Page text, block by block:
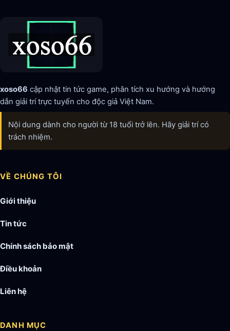
xoso66 cập nhật tin tức game, phân tích xu hướng và hướng
dẫn giải trí trực tuyến cho độc giả Việt Nam.
Nội dung dành cho người từ 18 tuổi trở lên. Hãy giải trí có
trách nhiệm.
VỀ CHÚNG TÔI
Giới thiệu
Tin tức
Chính sách bảo mật
Điều khoản
Liên hệ
DANH MỤC